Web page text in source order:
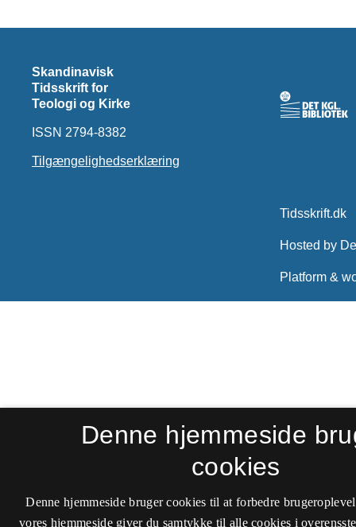
Skandinavisk
Tidsskrift for
Teologi og Kirke
ISSN 2794-8382
Tilgængelighedserklæring
Denne hjemmeside
cookies
Denne hjemmeside bruger cookies til at forbedre
vores hjemmeside giver du samtykke til alle cookies i